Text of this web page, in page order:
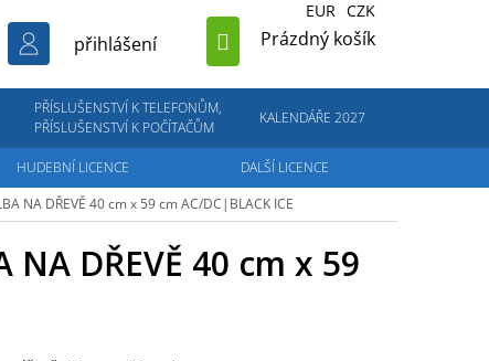
EUR CZK
NÁKUPNÍ
Prázdný košík
přihlášení
PŘÍSLUŠENSTVÍ K TELEFONŮM,
PŘÍSLUŠENSTVÍ K POČÍTAČŮM
KALENDÁŘE 2027
HUDEBNÍ LICENCE
DALŠÍ LICENCE
NA DŘEVĚ 40 cm x 59 cmAC/DC|BLACK ICE
NA DŘEVĚ 40 cm x 59